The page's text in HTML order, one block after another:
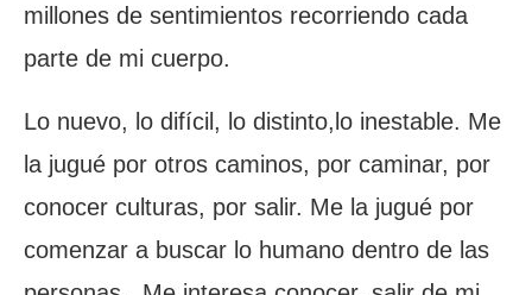
millones de sentimientos recorriendo cada
parte de mi cuerpo.
Lo nuevo, lo difícil, lo distinto,lo inestable. Me
la jugué por otros caminos, por caminar, por
conocer culturas, por salir. Me la jugué por
comenzar a buscar lo humano dentro de las